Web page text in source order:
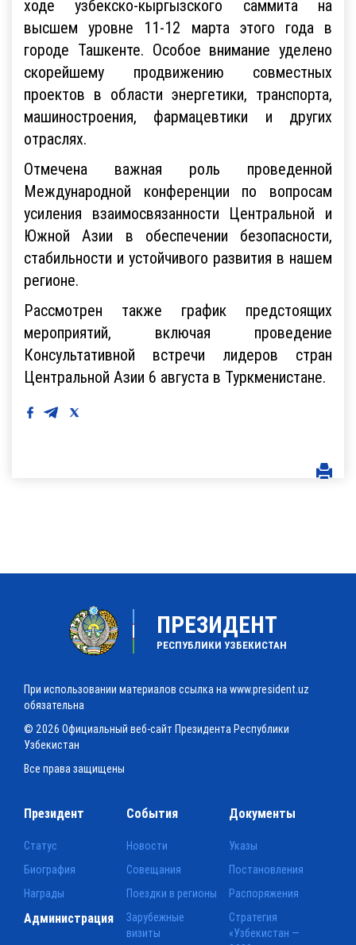
ходе узбекско-кыргызского саммита на
высшем уровне 11-12 марта этого года в
городе Ташкенте. Особое внимание уделено
скорейшему продвижению совместных
проектов в области энергетики, транспорта,
машиностроения, фармацевтики и других
отраслях.
Отмечена важная роль проведенной
Международной конференции по вопросам
усиления взаимосвязанности Центральной и
Южной Азии в обеспечении безопасности,
стабильности и устойчивого развития в нашем
регионе.
Рассмотрен также график предстоящих
мероприятий, включая проведение
Консультативной встречи лидеров стран
Центральной Азии 6 августа в Туркменистане.
ПРЕЗИДЕНТ
РЕСПУБЛИКИ УЗБЕКИСТАН
При использовании материалов ссылка на www.president.uz
обязательна
© 2026 Официальный веб-сайт Президента Республики
Узбекистан
Все права защищены
Президент
Статус
Биография
Награды
События
Новости
Совещания
Поездки в регионы
Зарубежные
визиты
Документы
Указы
Постановления
Распоряжения
Стратегия
«Узбекистан —
Администрация